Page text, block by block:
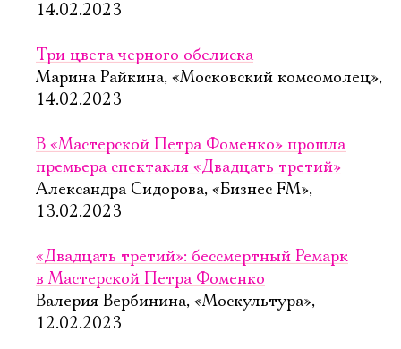
14.02.2023
Три цвета черного обелиска
Марина Райкина, «Московский комсомолец»,
14.02.2023
В «Мастерской Петра Фоменко» прошла
премьера спектакля «Двадцать третий»
Александра Сидорова, «Бизнес FM»,
13.02.2023
«Двадцать третий»: бессмертный Ремарк
в Мастерской Петра Фоменко
Валерия Вербинина, «Москультура»,
12.02.2023